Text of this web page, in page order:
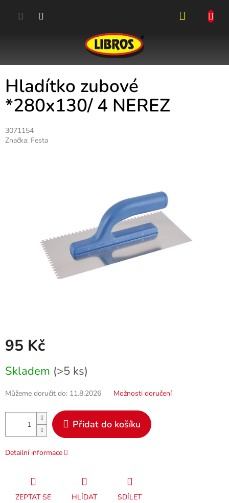
Hladítko zubové
*280x130/ 4 NEREZ
3071154
Značka: Festa
95 Kč
cena:
Skladem (>5 ks)
Můžeme doručit do: 11.8.2026 Možnosti doručení
Přidat do košíku
Detailní informace
ZEPTAT SE HLÍDAT SDÍLET